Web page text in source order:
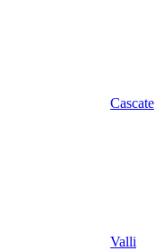
Cascate
Valli